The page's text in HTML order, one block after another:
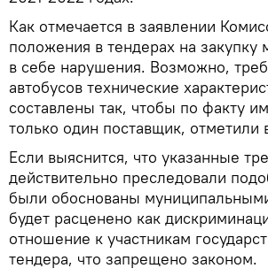
Как отмечается в заявлении
положения в тендерах на закупку
в себе нарушения. Возможно,
автобусов технические
составлены так, чтобы по факту
только один поставщик, отметили
Если выяснится, что указанные
действительно преследовали
были обоснованы
будет расценено как
отношение к участникам
тендера, что запрещено законом.